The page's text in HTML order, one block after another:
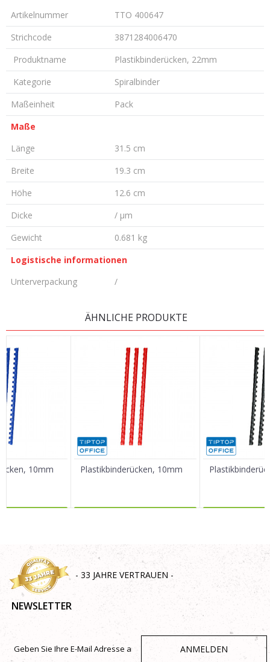
Artikelnummer
TTO 400647
Strichcode
3871284006470
Produktname
Plastikbinderücken, 22mm
Kategorie
Spiralbinder
Maßeinheit
Pack
Maße
Länge
31.5 cm
Breite
19.3 cm
Höhe
12.6 cm
Dicke
/ µm
Gewicht
0.681 kg
Logistische informationen
Unterverpackung
/
ÄHNLICHE PRODUKTE
10mm Plastikbinderücken, 10mm
- 33 JAHRE VERTRAUEN -
NEWSLETTER
ANMELDEN